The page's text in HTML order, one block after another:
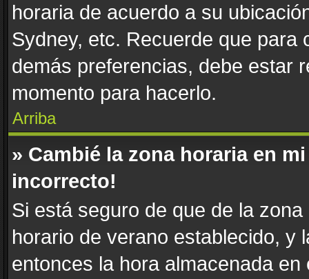
horaria de acuerdo a su
Sydney, etc. Recuerde que para
demás preferencias, debe estar
momento para hacerlo.
Arriba
» Cambié la zona horaria en
incorrecto!
Si está seguro de que de la
horario de verano establecido, y
entonces la hora almacenada